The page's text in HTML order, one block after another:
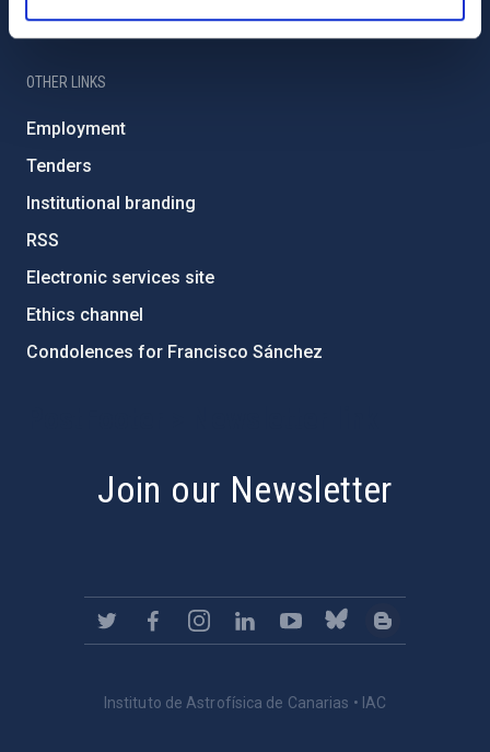
Accessibility
OTHER LINKS
Employment
Tenders
Institutional branding
RSS
Electronic services site
Ethics channel
Condolences for Francisco Sánchez
Join our Newsletter
Instituto de Astrofísica de Canarias • IAC